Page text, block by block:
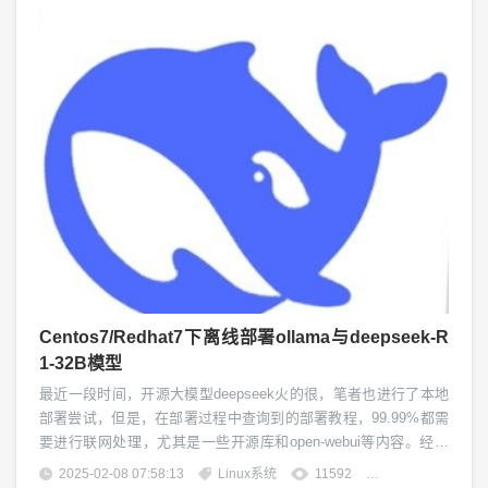
Centos7/Redhat7下离线部署ollama与deepseek-R
1-32B模型
最近一段时间，开源大模型deepseek火的很，笔者也进行了本地
部署尝试，但是，在部署过程中查询到的部署教程，99.99%都需
要进行联网处理，尤其是一些开源库和open-webui等内容。经过
一段时间的尝试，笔者终于在完全离线的情况下部署好了deepsee
2025-02-08 07:58:13 Linux系统 11592